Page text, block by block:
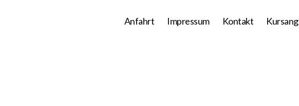
Anfahrt Impressum Kontakt